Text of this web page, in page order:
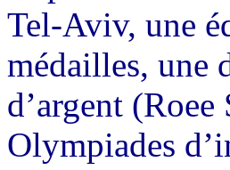
Tel-Aviv, une
médailles, une
d’argent
Olympiades